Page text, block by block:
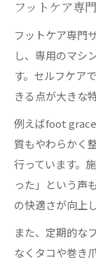
恵比
歩き
セル
恵比
口コ
フッ
ウオ
フットケア専
フットケア専門
し、専用のマシ
す。セルフケア
きる点が大きな
例えばfoot
質もやわらかく
行っています。
った」という声
の快適さが向上し
また、定期的な
なくタコや巻き